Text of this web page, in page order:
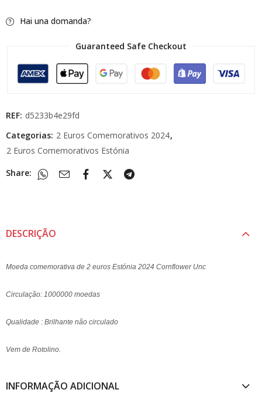
Hai una domanda?
Guaranteed Safe Checkout
REF: d5233b4e29fd
Categorias: 2 Euros Comemorativos 2024,
2 Euros Comemorativos Estónia
Share:
DESCRIÇÃO
Moeda comemorativa de 2 euros Estónia 2024 Cornflower Unc
Circulação: 1000000 moedas
Qualidade : Brilhante não circulado
Vem de Rotolino.
INFORMAÇÃO ADICIONAL